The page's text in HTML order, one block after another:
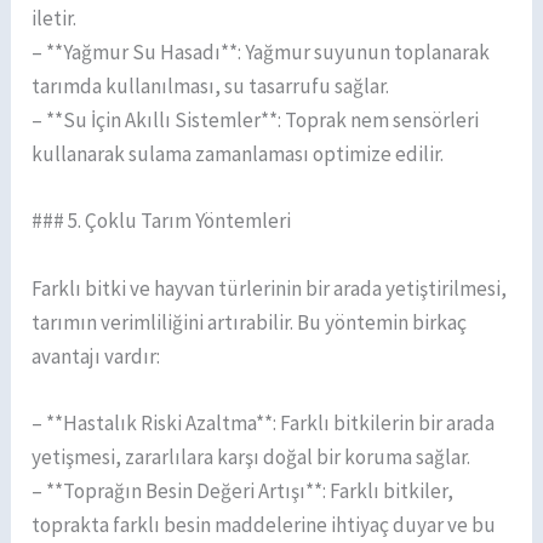
iletir.
– **Yağmur Su Hasadı**: Yağmur suyunun toplanarak
tarımda kullanılması, su tasarrufu sağlar.
– **Su İçin Akıllı Sistemler**: Toprak nem sensörleri
kullanarak sulama zamanlaması optimize edilir.
### 5. Çoklu Tarım Yöntemleri
Farklı bitki ve hayvan türlerinin bir arada yetiştirilmesi,
tarımın verimliliğini artırabilir. Bu yöntemin birkaç
avantajı vardır:
– **Hastalık Riski Azaltma**: Farklı bitkilerin bir arada
yetişmesi, zararlılara karşı doğal bir koruma sağlar.
– **Toprağın Besin Değeri Artışı**: Farklı bitkiler,
toprakta farklı besin maddelerine ihtiyaç duyar ve bu